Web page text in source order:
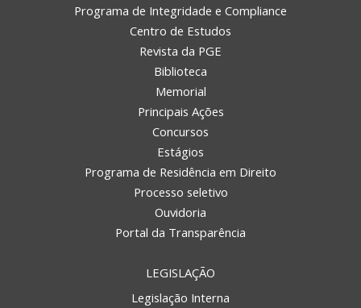
Programa de Integridade e Compliance
Centro de Estudos
Revista da PGE
Biblioteca
Memorial
Principais Ações
Concursos
Estágios
Programa de Residência em Direito
Processo seletivo
Ouvidoria
Portal da Transparência
LEGISLAÇÃO
Legislação Interna